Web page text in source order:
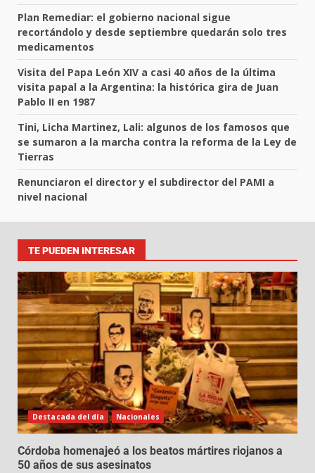
Plan Remediar: el gobierno nacional sigue
recortándolo y desde septiembre quedarán solo tres
medicamentos
Visita del Papa León XIV a casi 40 años de la última
visita papal a la Argentina: la histórica gira de Juan
Pablo II en 1987
Tini, Licha Martinez, Lali: algunos de los famosos que
se sumaron a la marcha contra la reforma de la Ley de
Tierras
Renunciaron el director y el subdirector del PAMI a
nivel nacional
TE PUEDEN INTERESAR
Destacada del día Nacionales
Córdoba homenajeó a los beatos mártires riojanos a
50 años de sus asesinatos